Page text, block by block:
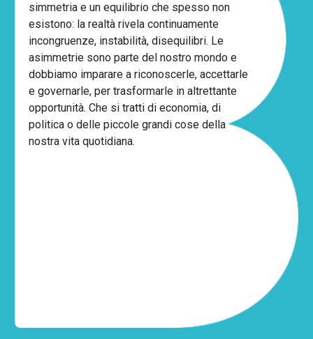
simmetria e un equilibrio che spesso non
esistono: la realtà rivela continuamente
incongruenze, instabilità, disequilibri. Le
asimmetrie sono parte del nostro mondo e
dobbiamo imparare a riconoscerle, accettarle
e governarle, per trasformarle in altrettante
opportunità. Che si tratti di economia, di
politica o delle piccole grandi cose della
nostra vita quotidiana.